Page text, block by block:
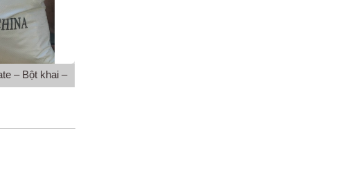
– Bột khai –